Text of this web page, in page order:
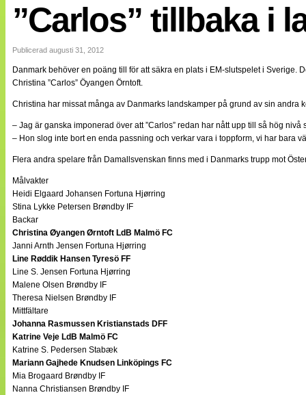
Landslaget
EM 2013
Internationellt
Bildreportage
Bloggar
Lagen
Webb-TV
Medlemsbilder
Till klubbkassan
Split vision
Annonsera
Statistik
Kontakt
”Carlos” tillbaka i
Publicerad augusti 31, 2012
Danmark behöver en poäng till för att säkra en plats i EM-slutspelet i Sverige.
Christina ”Carlos” Öyangen Örntoft.
Christina har missat många av Danmarks landskamper på grund av sin
– Jag är ganska imponerad över att ”Carlos” redan har nått upp till så hög
– Hon slog inte bort en enda passning och verkar vara i toppform, vi har bara
Flera andra spelare från Damallsvenskan finns med i Danmarks trupp mot
Målvakter
Heidi Elgaard Johansen Fortuna Hjørring
Stina Lykke Petersen Brøndby IF
Backar
Christina Øyangen Ørntoft LdB Malmö FC
Janni Arnth Jensen Fortuna Hjørring
Line Røddik Hansen Tyresö FF
Line S. Jensen Fortuna Hjørring
Malene Olsen Brøndby IF
Theresa Nielsen Brøndby IF
Mittfältare
Johanna Rasmussen Kristianstads DFF
Katrine Veje LdB Malmö FC
Katrine S. Pedersen Stabæk
Mariann Gajhede Knudsen Linköpings FC
Mia Brogaard Brøndby IF
Nanna Christiansen Brøndby IF